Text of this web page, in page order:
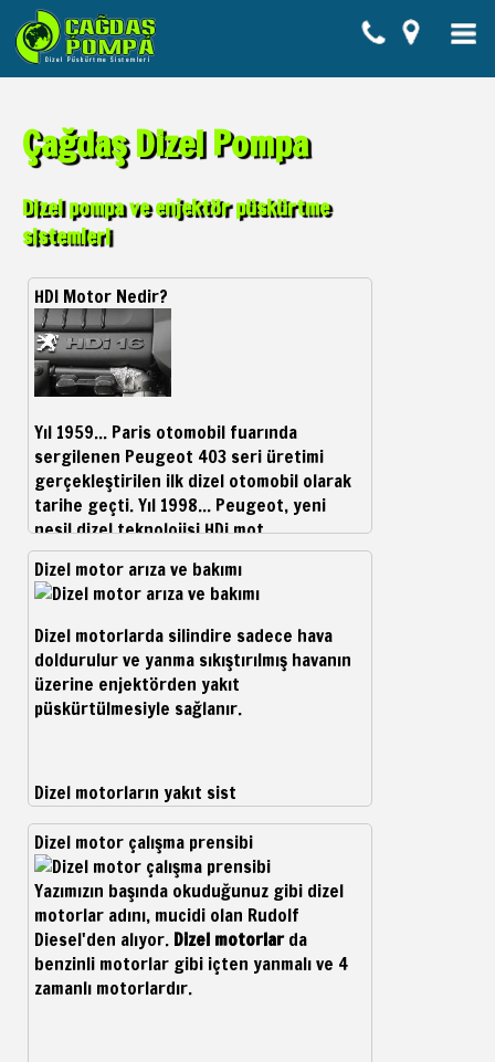
Çağdaş Dizel Pompa
Dizel pompa ve enjektör püskürtme
sistemleri
HDI Motor Nedir?
Yıl 1959... Paris otomobil fuarında
sergilenen Peugeot 403 seri üretimi
gerçekleştirilen ilk dizel otomobil olarak
tarihe geçti. Yıl 1998... Peugeot, yeni
nesil dizel teknolojisi HDi mot
Dizel motor arıza ve bakımı
Dizel motorlarda silindire sadece hava
doldurulur ve yanma sıkıştırılmış havanın
üzerine enjektörden yakıt
püskürtülmesiyle sağlanır.
Dizel motorların yakıt sist
Dizel motor çalışma prensibi
Yazımızın başında okuduğunuz gibi dizel
motorlar adını, mucidi olan Rudolf
Diesel'den alıyor. Dizel motorlarda
benzinli motorlar gibi içten yanmalı ve 4
zamanlı motorlardır.